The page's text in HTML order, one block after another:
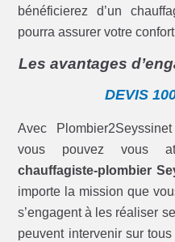
bénéficierez d’un
pourra assurer votre
Les avantages
DEVIS
Avec
vous pouvez vous
chauffagiste-plombier
importe la mission que
s’engagent à les réaliser
peuvent intervenir sur